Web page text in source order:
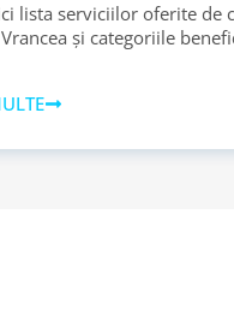
lista serviciilor oferite de
Vrancea și categoriile